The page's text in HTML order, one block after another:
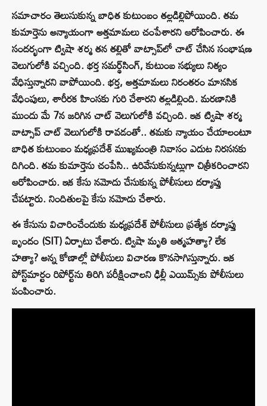
సమాచారం తెలుసుకున్న బాధిత కుటుంబం తల్లడిల్లిపోయింది. తమ
కుమార్తెను అన్యాయంగా అత్తమామలు చంపేశారని ఆరోపించారు. ఈ
సందర్భంగా ట్విషా శర్మ తన తల్లితో వాట్సాప్‌లో చాట్ చేసిన సంభాషణ
వెలుగులోకి వచ్చింది. భర్త సమర్థ్‌సింగ్, కుటుంబ సభ్యులు నిత్యం
వేధిస్తున్నారని వాపోయింది. భర్త, అత్తమామలు నిరంతరం మానసిక
వేధింపులు, శారీరక హింసకు గురి చేశారని తల్లడిల్లింది. మరణానికి
ముందు మే 7న జరిగిన చాట్ వెలుగులోకి వచ్చింది. ఇక ట్విషా శర్మ
వాట్సాప్ చాట్ వెలుగులోకి రావడంతో.. తమకు న్యాయం చేయాలంటూ
బాధిత కుటుంబం మధ్యప్రదేశ్ ముఖ్యమంత్రి నివాసం ఎదుట నిరసనకు
దిగింది. తమ కుమార్తెను చంపేసి.. ఉరివేసుకున్నట్లుగా చిత్రీకరించారని
ఆరోపించారు. ఇక కేసు నమోదు చేసుకున్న పోలీసులు దర్యాప్తు
చేపట్టారు. నిందితులపై కేసు నమోదు చేశారు.
ఈ కేసును విచారించేందుకు మధ్యప్రదేశ్ పోలీసులు ప్రత్యేక దర్యాప్తు
బృందం (SIT) ఏర్పాటు చేశారు. ట్విషా మృతి ఆత్మహత్యా? లేక
హత్యా? అన్న కోణాల్లో పోలీసులు విచారణ కొనసాగిస్తున్నారు. ఇక
పోస్ట్‌మార్టం రిపోర్ట్‌ను తిరిగి పరీక్షించాలని ఢిల్లీ ఎయిమ్స్‌కు పోలీసులు
పంపించారు.